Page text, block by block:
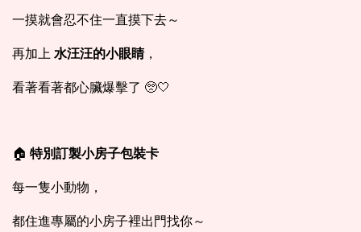
一摸就會忍不住一直摸下去～
再加上 水汪汪的小眼睛，
看著看著都心臟爆擊了 🥺🤍
🏠 特別訂製小房子包裝卡
每一隻小動物，
都住進專屬的小房子裡出門找你～